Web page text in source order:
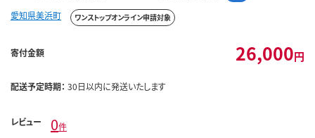
愛知県美浜町 ワンストップオンライン申請対象
寄付金額 26,000円
配送予定時期： 30日以内に発送いたします
レビュー 0件